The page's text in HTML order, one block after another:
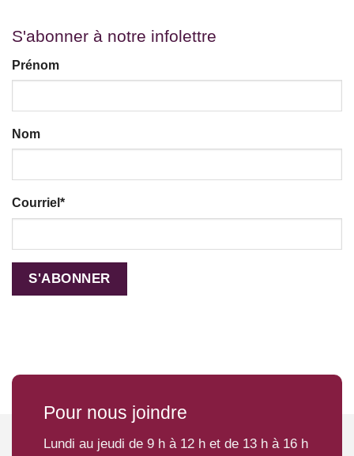
S'abonner à notre infolettre
Prénom
Nom
Courriel *
Pour nous joindre
Lundi au jeudi de 9 h à 12 h et de 13 h à 16 h